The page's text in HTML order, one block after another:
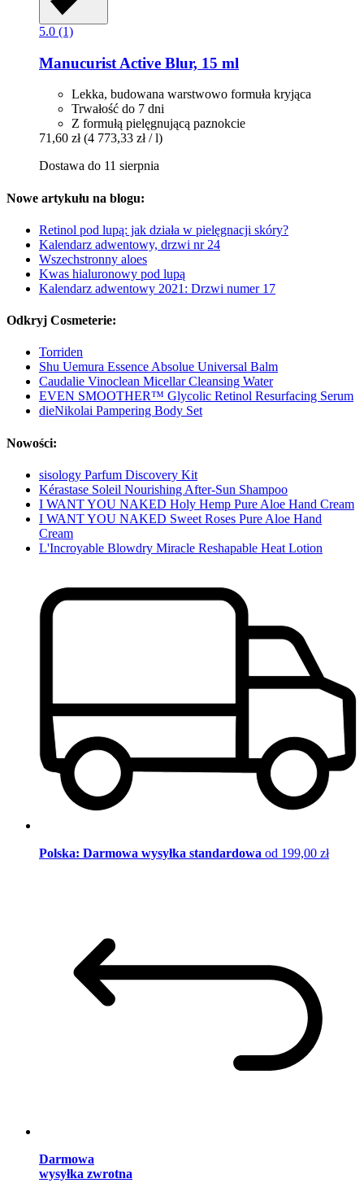
5.0 (1)
Manucurist Active Blur, 15 ml
Lekka, budowana warstwowo formuła kryjąca
Trwałość do 7 dni
Z formułą pielęgnującą paznokcie
71,60 zł (4 773,33 zł / l)
Dostawa do 11 sierpnia
Nowe artykułu na blogu:
Retinol pod lupą: jak działa w pielęgnacji skóry?
Kalendarz adwentowy, drzwi nr 24
Wszechstronny aloes
Kwas hialuronowy pod lupą
Kalendarz adwentowy 2021: Drzwi numer 17
Odkryj Cosmeterie:
Torriden
Shu Uemura Essence Absolue Universal Balm
Caudalie Vinoclean Micellar Cleansing Water
EVEN SMOOTHER™ Glycolic Retinol Resurfacing Serum
dieNikolai Pampering Body Set
Nowości:
sisology Parfum Discovery Kit
Kérastase Soleil Nourishing After-Sun Shampoo
I WANT YOU NAKED Holy Hemp Pure Aloe Hand Cream
I WANT YOU NAKED Sweet Roses Pure Aloe Hand
Cream
L'Incroyable Blowdry Miracle Reshapable Heat Lotion
Polska: Darmowa wysyłka standardowa od 199,00 zł
Darmowa
wysyłka zwrotna